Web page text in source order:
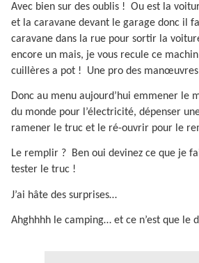
Avec bien sur des oublis ! Ou est la
et la caravane devant le garage donc il
caravane dans la rue pour sortir la
encore un mais, je vous recule ce
cuillères a pot !
Une pro des
Donc au menu aujourd’hui emmener le
du monde pour l’électricité, dépenser
ramener le truc et le ré-ouvrir pour le
Le remplir ? Ben oui devinez ce que je
tester le truc !
J’ai hâte des surprises…
Ahghhhh le camping… et ce n’est que le